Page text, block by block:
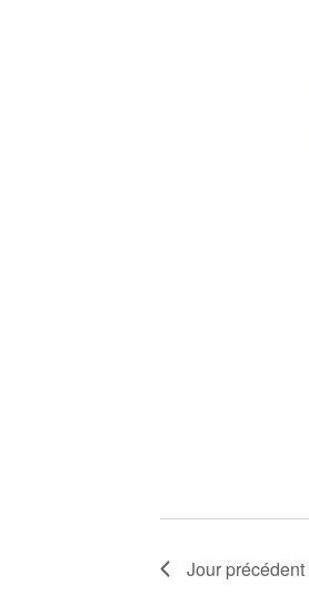
Jour précédent